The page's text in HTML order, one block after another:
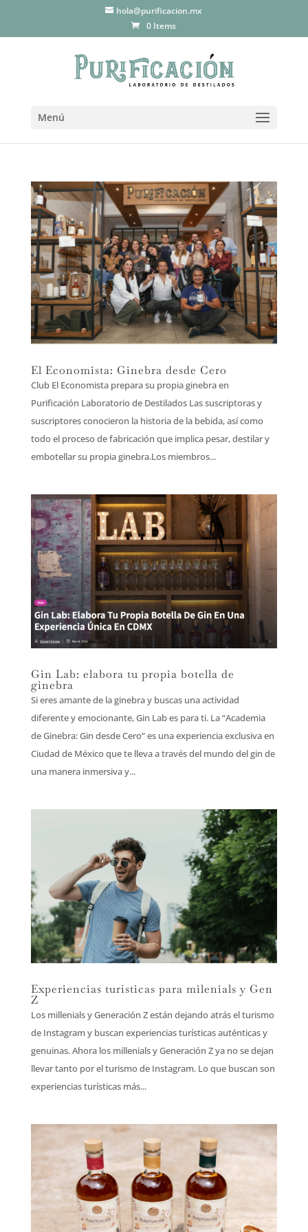
hola@purificacion.mx
0 Items
Menú
El Economista: Ginebra desde Cero
Club El Economista prepara su propia ginebra en
Purificación Laboratorio de Destilados Las suscriptoras y
suscriptores conocieron la historia de la bebida, así como
todo el proceso de fabricación que implica pesar, destilar y
embotellar su propia ginebra.​Los miembros...
Gin Lab: elabora tu propia botella de
ginebra
Si eres amante de la ginebra y buscas una actividad
diferente y emocionante, Gin Lab es para ti. La “Academia
de Ginebra: Gin desde Cero” es una experiencia exclusiva en
Ciudad de México que te lleva a través del mundo del gin de
una manera inmersiva y...
Experiencias turísticas para milenials y Gen
Z
Los millenials y Generación Z están dejando atrás el turismo
de Instagram y buscan experiencias turísticas auténticas y
genuinas. Ahora los millenials y Generación Z ya no se dejan
llevar tanto por el turismo de Instagram. Lo que buscan son
experiencias turísticas más...